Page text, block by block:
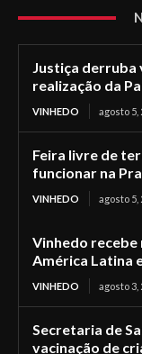
Justiça
realização da
VINHEDO agosto 5,
Feira livre de
funcionar na
VINHEDO agosto 5,
Vinhedo
América Latina
VINHEDO agosto 3,
Secretaria de
vacinação de